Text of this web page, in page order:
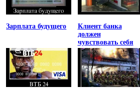
Зарплата будущего
Клиент банка
должен
чувствовать себя
униженным